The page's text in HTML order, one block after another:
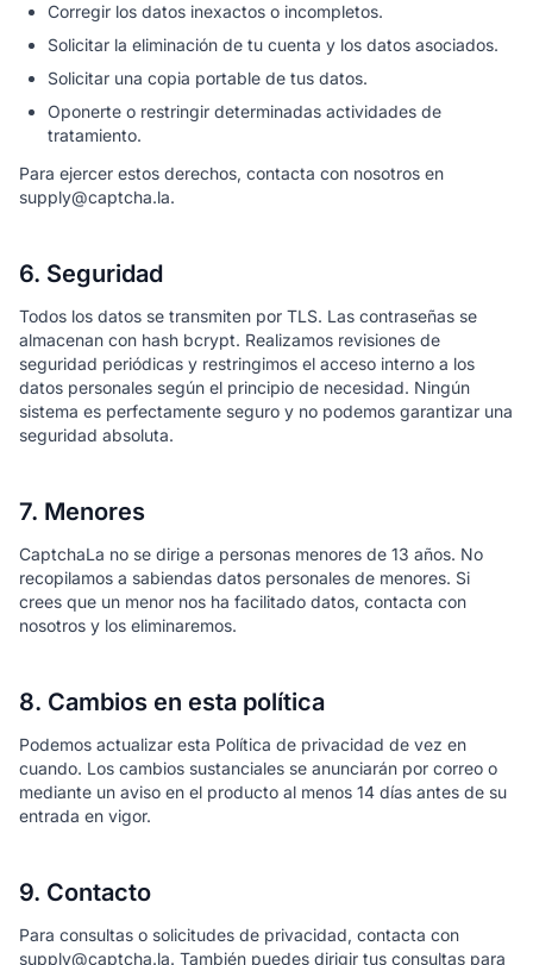
Corregir los datos inexactos o incompletos.
Solicitar la eliminación de tu cuenta y los datos asociados.
Solicitar una copia portable de tus datos.
Oponerte o restringir determinadas actividades de
tratamiento.
Para ejercer estos derechos, contacta con nosotros en
supply@captcha.la.
6. Seguridad
Todos los datos se transmiten por TLS. Las contraseñas se
almacenan con hash bcrypt. Realizamos revisiones de
seguridad periódicas y restringimos el acceso interno a los
datos personales según el principio de necesidad. Ningún
sistema es perfectamente seguro y no podemos garantizar una
seguridad absoluta.
7. Menores
CaptchaLa no se dirige a personas menores de 13 años. No
recopilamos a sabiendas datos personales de menores. Si
crees que un menor nos ha facilitado datos, contacta con
nosotros y los eliminaremos.
8. Cambios en esta política
Podemos actualizar esta Política de privacidad de vez en
cuando. Los cambios sustanciales se anunciarán por correo o
mediante un aviso en el producto al menos 14 días antes de su
entrada en vigor.
9. Contacto
Para consultas o solicitudes de privacidad, contacta con
supply@captcha.la. También puedes dirigir tus consultas para